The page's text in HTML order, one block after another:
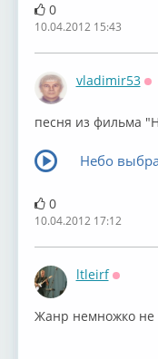
0
10.04.2012 15:43
vladimir53
песня из фильма
Небо
0
10.04.2012 17:12
ltleirf
Жанр немножко не